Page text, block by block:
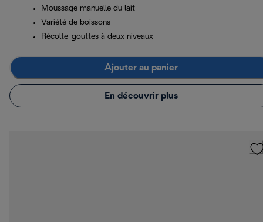
Moussage manuelle du lait
Variété de boissons
Récolte-gouttes à deux niveaux
Ajouter au panier
En découvrir plus